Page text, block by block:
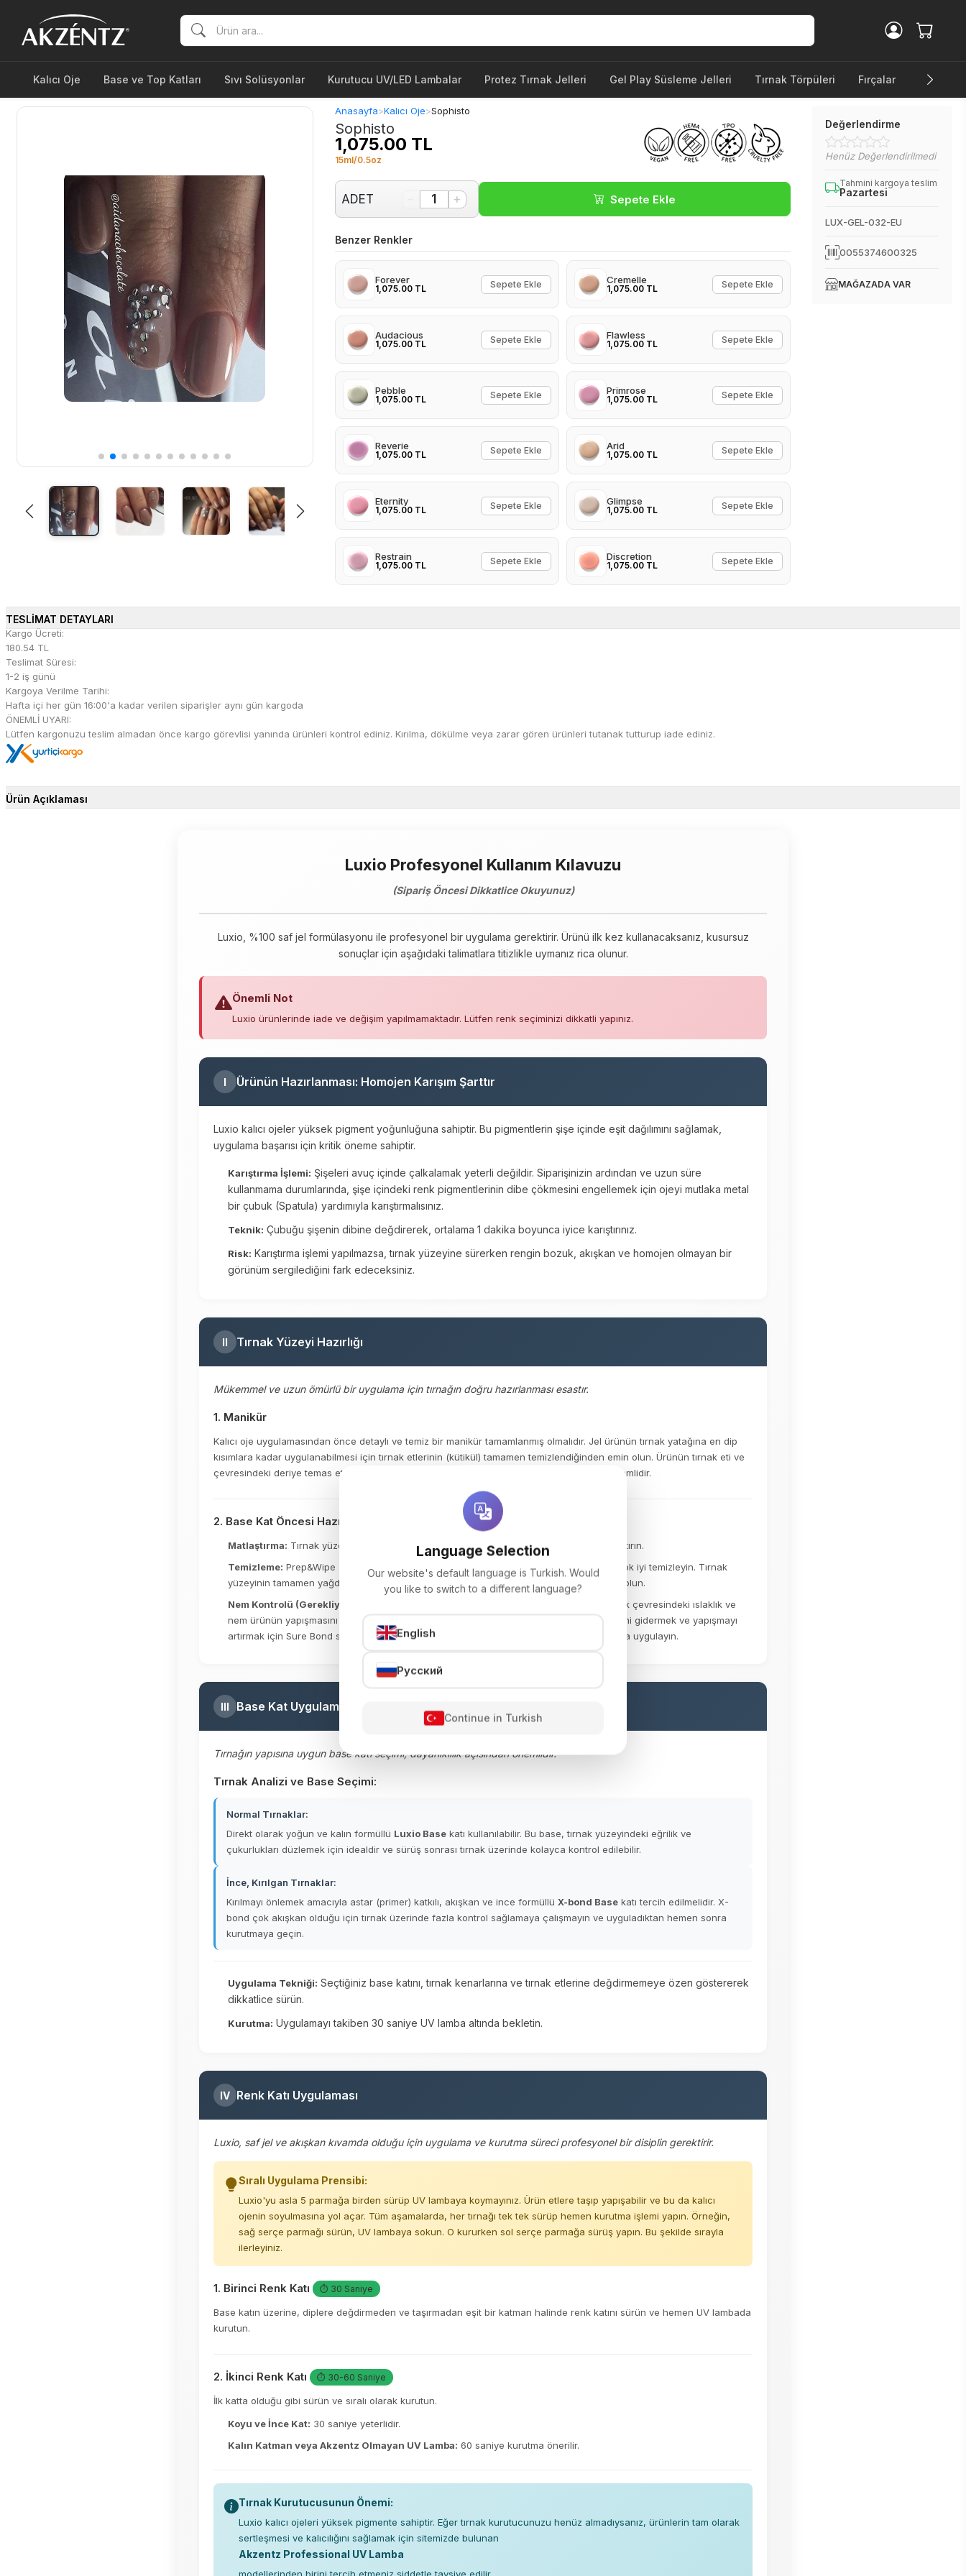
Kalıcı Oje Base ve Top Katları Sıvı Solüsyonlar Kurutucu UV/LED Lambalar Protez Tırnak Jelleri Gel Play Süsleme Jelleri Tırnak Törpüleri Fırçalar Diğer
Anasayfa>Kalıcı Oje>Sophisto
Sophisto
1,075.00 TL
15ml/0.5oz
ADET 1 + Sepete Ekle
Benzer Renkler
Forever
1,075.00 TL Sepete Ekle Cremelle
1,075.00 TL Sepete Ekle
Audacious
1,075.00 TL Sepete Ekle Flawless
1,075.00 TL Sepete Ekle
Pebble
1,075.00 TL Sepete Ekle Primrose
1,075.00 TL Sepete Ekle
Reverie
1,075.00 TL Sepete Ekle Arid
1,075.00 TL Sepete Ekle
Eternity
1,075.00 TL Sepete Ekle Glimpse
1,075.00 TL Sepete Ekle
Restrain
1,075.00 TL Sepete Ekle Discretion
1,075.00 TL Sepete Ekle
Değerlendirme
Henüz Değerlendirilmedi
Tahmini kargoya teslim
Pazartesi
LUX-GEL-032-EU
0055374600325
MAĞAZADA VAR
TESLİMAT DETAYLARI
Kargo Ücreti:
180.54 TL
Teslimat Süresi:
1-2 iş günü
Kargoya Verilme Tarihi:
Hafta içi her gün 16:00'a kadar verilen siparişler aynı gün kargoda
ÖNEMLİ UYARI:
Lütfen kargonuzu teslim almadan önce kargo görevlisi yanında ürünleri kontrol ediniz. Kırılma, dökülme veya zarar gören ürünleri tutanak tutturup iade ediniz.
Ürün Açıklaması
Luxio Profesyonel Kullanım Kılavuzu
(Sipariş Öncesi Dikkatlice Okuyunuz)
Luxio, %100 saf jel formülasyonu ile profesyonel bir uygulama gerektirir. Ürünü ilk kez kullanacaksanız, kusursuz
sonuçlar için aşağıdaki talimatlara titizlikle uymanız rica olunur.
Önemli Not
Luxio ürünlerinde iade ve değişim yapılmamaktadır. Lütfen renk seçiminizi dikkatli yapınız.
I Ürünün Hazırlanması: Homojen Karışım Şarttır
Luxio kalıcı ojeler yüksek pigment yoğunluğuna sahiptir. Bu pigmentlerin şişe içinde eşit dağılımını sağlamak,
uygulama başarısı için kritik öneme sahiptir.
Karıştırma İşlemi: Şişeleri avuç içinde çalkalamak yeterli değildir. Siparişinizin ardından ve uzun süre
kullanmama durumlarında, şişe içindeki renk pigmentlerinin dibe çökmesini engellemek için ojeyi mutlaka metal
bir çubuk (Spatula) yardımıyla karıştırmalısınız.
Teknik: Çubuğu şişenin dibine değdirerek, ortalama 1 dakika boyunca iyice karıştırınız.
Risk: Karıştırma işlemi yapılmazsa, tırnak yüzeyine sürerken rengin bozuk, akışkan ve homojen olmayan bir
görünüm sergilediğini fark edeceksiniz.
II Tırnak Yüzeyi Hazırlığı
Mükemmel ve uzun ömürlü bir uygulama için tırnağın doğru hazırlanması esastır.
1. Manikür
Kalıcı oje uygulamasından önce detaylı ve temiz bir manikür tamamlanmış olmalıdır. Jel ürünün tırnak yatağına en dip
kısımlara kadar uygulanabilmesi için tırnak etlerinin (kütikül) tamamen temizlendiğinden emin olun. Ürünün tırnak eti ve
çevresindeki deriye temas etmemesi, soyulma (lifting) riskini ortadan kaldırmak için çok önemlidir.
2. Base Kat Öncesi Hazırlık
Matlaştırma: Tırnak yüzeyinin tamamını buffer (sünger törpü) kullanarak nazikçe matlaştırın.
Temizleme: Prep&Wipe solüsyonu ve tüysüz ped yardımıyla tırnak yüzeyini bastırarak çok iyi temizleyin. Tırnak
yüzeyinin tamamen yağdan ve tozdan arınmış, beyazlaşmış bir renge ulaştığından emin olun.
Nem Kontrolü (Gerekliyse):
Eller terliyse, nemliyse veya klasik manikür yapıldıysa, tırnak çevresindeki ıslaklık ve
nem ürünün yapışmasını olumsuz etkileyebilir. Bu gibi durumlarda, tırnak yüzeyindeki nemi gidermek ve yapışmayı
artırmak için Sure Bond solüsyonunu tırnak kenarlarına ve dip kısımlarına çok az miktarda uygulayın.
III Base Kat Uygulaması
Tırnağın yapısına uygun base katı seçimi, dayanıklılık açısından önemlidir.
Tırnak Analizi ve Base Seçimi:
Normal Tırnaklar:
Direkt olarak yoğun ve kalın formüllü Luxio Base katı kullanılabilir. Bu base, tırnak yüzeyindeki eğrilik ve
çukurlukları düzlemek için idealdir ve sürüş sonrası tırnak üzerinde kolayca kontrol edilebilir.
İnce, Kırılgan Tırnaklar:
Kırılmayı önlemek amacıyla astar (primer) katkılı, akışkan ve ince formüllü X-bond Base katı tercih edilmelidir. X-
bond çok akışkan olduğu için tırnak üzerinde fazla kontrol sağlamaya çalışmayın ve uyguladıktan hemen sonra
kurutmaya geçin.
Uygulama Tekniği: Seçtiğiniz base katını, tırnak kenarlarına ve tırnak etlerine değdirmemeye özen göstererek
dikkatlice sürün.
Kurutma: Uygulamayı takiben 30 saniye UV lamba altında bekletin.
IV Renk Katı Uygulaması
Luxio, saf jel ve akışkan kıvamda olduğu için uygulama ve kurutma süreci profesyonel bir disiplin gerektirir.
Sıralı Uygulama Prensibi:
Luxio'yu asla 5 parmağa birden sürüp UV lambaya koymayınız. Ürün etlere taşıp yapışabilir ve bu da kalıcı
ojenin soyulmasına yol açar. Tüm aşamalarda, her tırnağı tek tek sürüp hemen kurutma işlemi yapın. Örneğin,
sağ serçe parmağı sürün, UV lambaya sokun. O kururken sol serçe parmağa sürüş yapın. Bu şekilde sırayla
ilerleyiniz.
1. Birinci Renk Katı ⏱ 30 Saniye
Base katın üzerine, diplere değdirmeden ve taşırmadan eşit bir katman halinde renk katını sürün ve hemen UV lambada
kurutun.
2. İkinci Renk Katı ⏱ 30-60 Saniye
İlk katta olduğu gibi sürün ve sıralı olarak kurutun.
Koyu ve İnce Kat: 30 saniye yeterlidir.
Kalın Katman veya Akzentz Olmayan UV Lamba: 60 saniye kurutma önerilir.
Tırnak Kurutucusunun Önemi:
Luxio kalıcı ojeleri yüksek pigmente sahiptir. Eğer tırnak kurutucunuzu henüz almadıysanız, ürünlerin tam olarak
sertleşmesi ve kalıcılığını sağlamak için sitemizde bulunan
Akzentz Professional UV Lamba
Language Selection
Our website's default language is Turkish. Would
you like to switch to a different language?
English
Русский
Continue in Turkish